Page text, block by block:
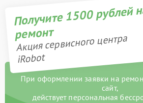
Получите 1500 рублей
ремонт
Акция сервисного центра
iRobot
При оформлении заявки на
сайт,
действует персональная